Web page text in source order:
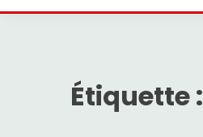
Étiquette :